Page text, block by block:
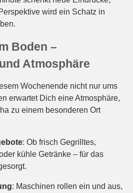
wird ein Schatz in
Boden –
Atmosphäre
Wochenende nicht nur ums
erwartet Dich eine Atmosphäre,
zu einem besonderen Ort
: Ob frisch Gegrilltes,
kühle Getränke – für das
: Maschinen rollen ein und aus,